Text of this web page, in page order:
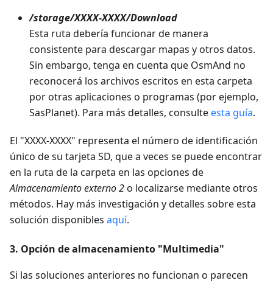
/storage/XXXX-XXXX/Download
Esta ruta debería funcionar de manera
consistente para descargar mapas y otros datos.
Sin embargo, tenga en cuenta que OsmAnd no
reconocerá los archivos escritos en esta carpeta
por otras aplicaciones o programas (por ejemplo,
SasPlanet). Para más detalles, consulte esta guía.
El "XXXX-XXXX" representa el número de identificación
único de su tarjeta SD, que a veces se puede encontrar
en la ruta de la carpeta en las opciones de
Almacenamiento externo 2o localizarse mediante otros
métodos. Hay más investigación y detalles sobre esta
solución disponibles aquí.
3. Opción de almacenamiento "Multimedia"
Si las soluciones anteriores no funcionan o parecen